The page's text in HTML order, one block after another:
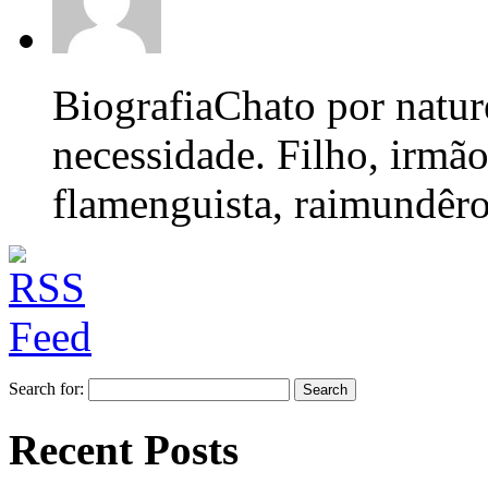
BiografiaChato por
necessidade. Filho,
flamenguista,
Search for:
Recent Posts